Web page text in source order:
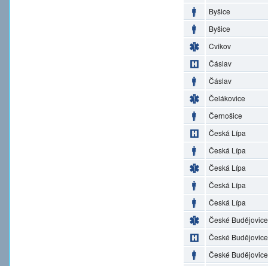
Byšice
Byšice
Cvikov
Čáslav
Čáslav
Čelákovice
Černošice
Česká Lípa
Česká Lípa
Česká Lípa
Česká Lípa
Česká Lípa
České Budějovice
České Budějovice
České Budějovice